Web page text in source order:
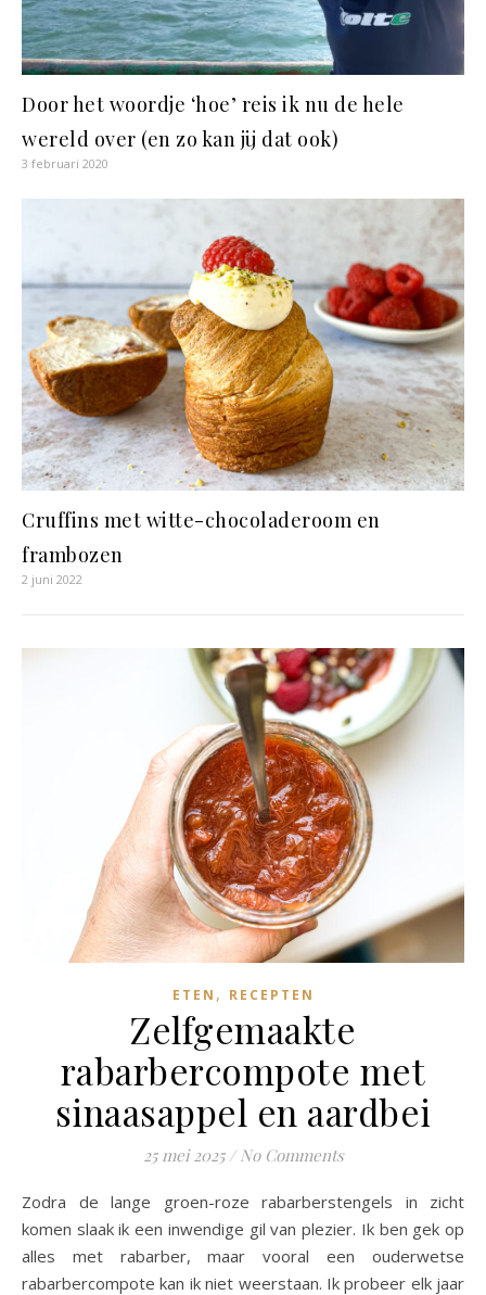
Door het woordje ‘hoe’ reis ik nu de hele
wereld over (en zo kan jij dat ook)
3 februari 2020
Cruffins met witte-chocoladeroom en
frambozen
2 juni 2022
ETEN , RECEPTEN
Zelfgemaakte
rabarbercompote met
sinaasappel en aardbei
25 mei 2025 / No Comments
Zodra de lange groen-roze rabarberstengels in zicht
komen slaak ik een inwendige gil van plezier. Ik ben gek op
alles met rabarber, maar vooral een ouderwetse
rabarbercompote kan ik niet weerstaan. Ik probeer elk jaar